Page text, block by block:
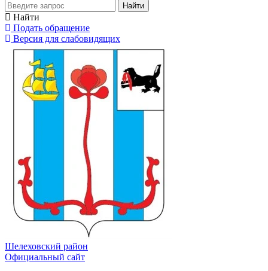
Найти
Найти
Подать обращение
Версия для слабовидящих
Шелеховский район
Официальный сайт